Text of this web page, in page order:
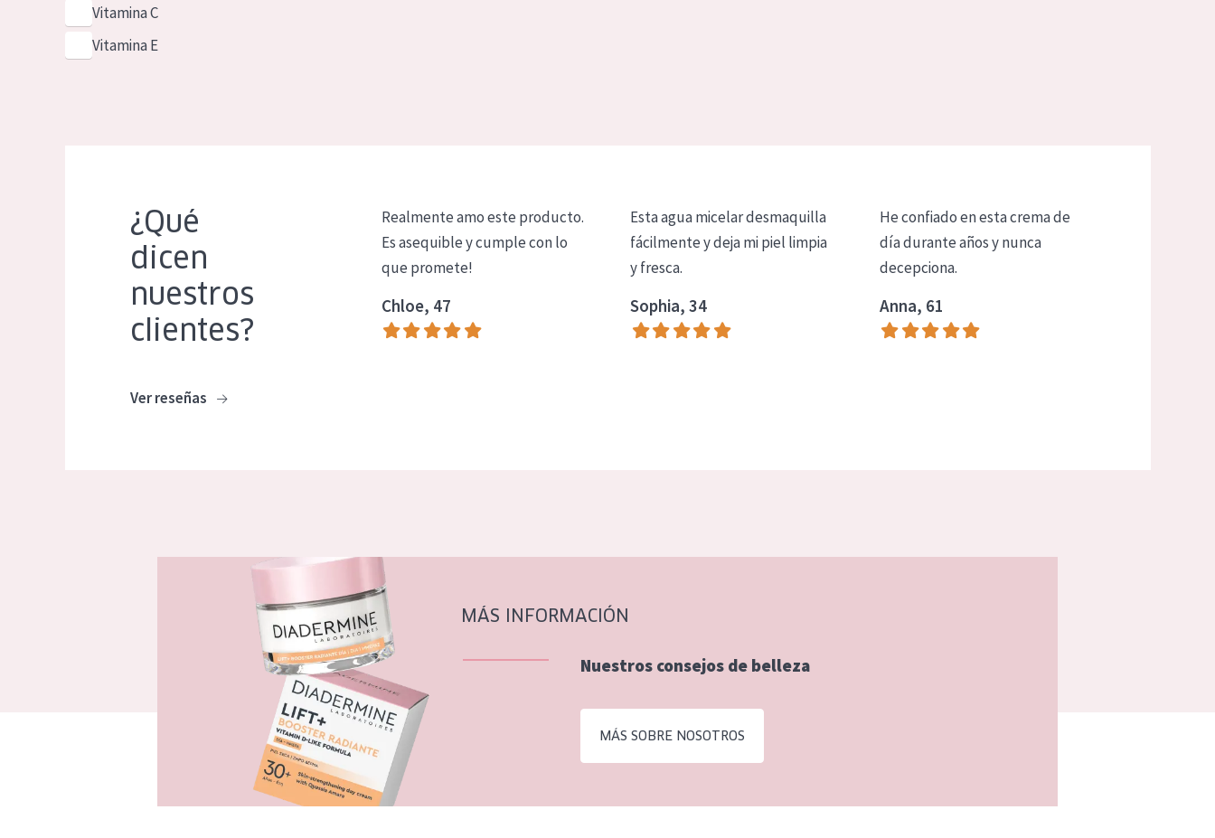
Vitamina C
Vitamina E
¿Qué
dicen
nuestros
clientes?
Ver reseñas
Realmente amo este producto.
Es asequible y cumple con lo
que promete!
Chloe, 47
Esta agua micelar desmaquilla
fácilmente y deja mi piel limpia
y fresca.
Sophia, 34
He confiado en esta crema de
día durante años y nunca
decepciona.
Anna, 61
MÁS INFORMACIÓN
Nuestros consejos de belleza
MÁS SOBRE NOSOTROS